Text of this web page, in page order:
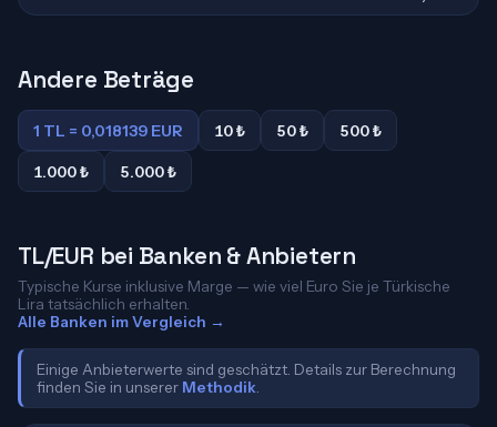
Andere Beträge
1 TL = 0,018139 EUR 10 ₺ 50 ₺ 500 ₺
1.000 ₺ 5.000 ₺
TL/EUR bei Banken & Anbietern
Typische Kurse inklusive Marge — wie viel Euro Sie je Türkische
Lira tatsächlich erhalten.
Alle Banken im Vergleich →
Einige Anbieterwerte sind geschätzt. Details zur Berechnung
finden Sie in unserer Methodik